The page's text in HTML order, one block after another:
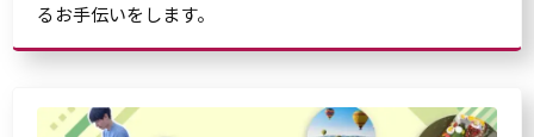
るお手伝いをします。